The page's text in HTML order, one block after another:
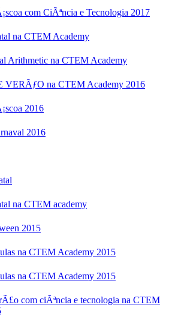
com CiÃªncia e Tecnologia 2017
na CTEM Academy
Arithmetic na CTEM Academy
na CTEM Academy 2016
2016
2016
na CTEM academy
2015
na CTEM Academy 2015
na CTEM Academy 2015
com ciÃªncia e tecnologia na CTEM